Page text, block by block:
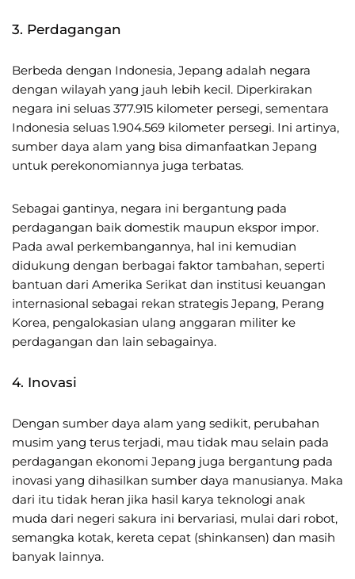
3. Perdagangan
Berbeda dengan Indonesia, Jepang adalah negara
dengan wilayah yang jauh lebih kecil. Diperkirakan
negara ini seluas 377.915 kilometer persegi, sementara
Indonesia seluas 1.904.569 kilometer persegi. Ini artinya,
sumber daya alam yang bisa dimanfaatkan Jepang
untuk perekonomiannya juga terbatas.
Sebagai gantinya, negara ini bergantung pada
perdagangan baik domestik maupun ekspor impor.
Pada awal perkembangannya, hal ini kemudian
didukung dengan berbagai faktor tambahan, seperti
bantuan dari Amerika Serikat dan institusi keuangan
internasional sebagai rekan strategis Jepang, Perang
Korea, pengalokasian ulang anggaran militer ke
perdagangan dan lain sebagainya.
4. Inovasi
Dengan sumber daya alam yang sedikit, perubahan
musim yang terus terjadi, mau tidak mau selain pada
perdagangan ekonomi Jepang juga bergantung pada
inovasi yang dihasilkan sumber daya manusianya. Maka
dari itu tidak heran jika hasil karya teknologi anak
muda dari negeri sakura ini bervariasi, mulai dari robot,
semangka kotak, kereta cepat (shinkansen) dan masih
banyak lainnya.